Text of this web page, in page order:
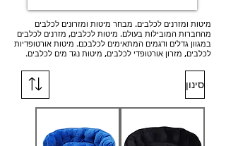
מיטות ומזרנים לכלבים. מבחר מיטות ומזרונים לכלבים
מהחברות המובילות בעולם. מיטות לכלבים, מזרנים לכלבים
במגוון גדלים ודגמים המתאימים לכלבכם. מיטות אורטופדיות
לכלבים, מזרון אורטופדי לכלבים, מיטות נגד מים לכלבים.
סינון